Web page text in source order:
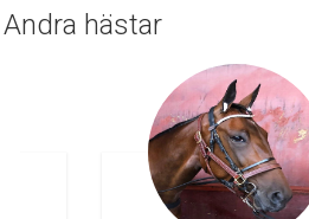
Andra hästar